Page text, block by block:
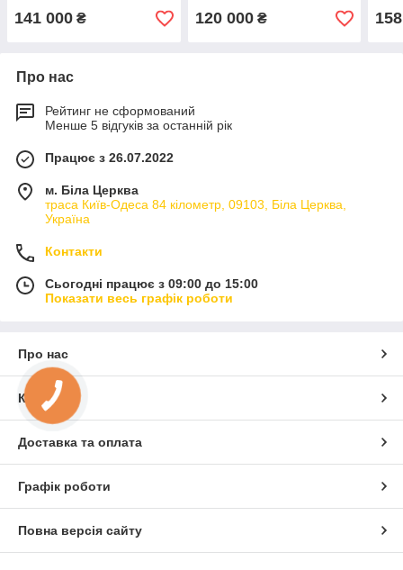
141 000 ₴ 120 000₴
Про нас
Рейтинг не сформований
Менше 5 відгуків за останній рік
Працює з 26.07.2022
м. Біла Церква
траса Київ-Одеса 84 кілометр, 09103, Біла Церква,
Україна
Контакти
Сьогодні працює з 09:00 до 15:00
Показати весь графік роботи
Про нас
Контакти
Доставка та оплата
Графік роботи
Повна версія сайту